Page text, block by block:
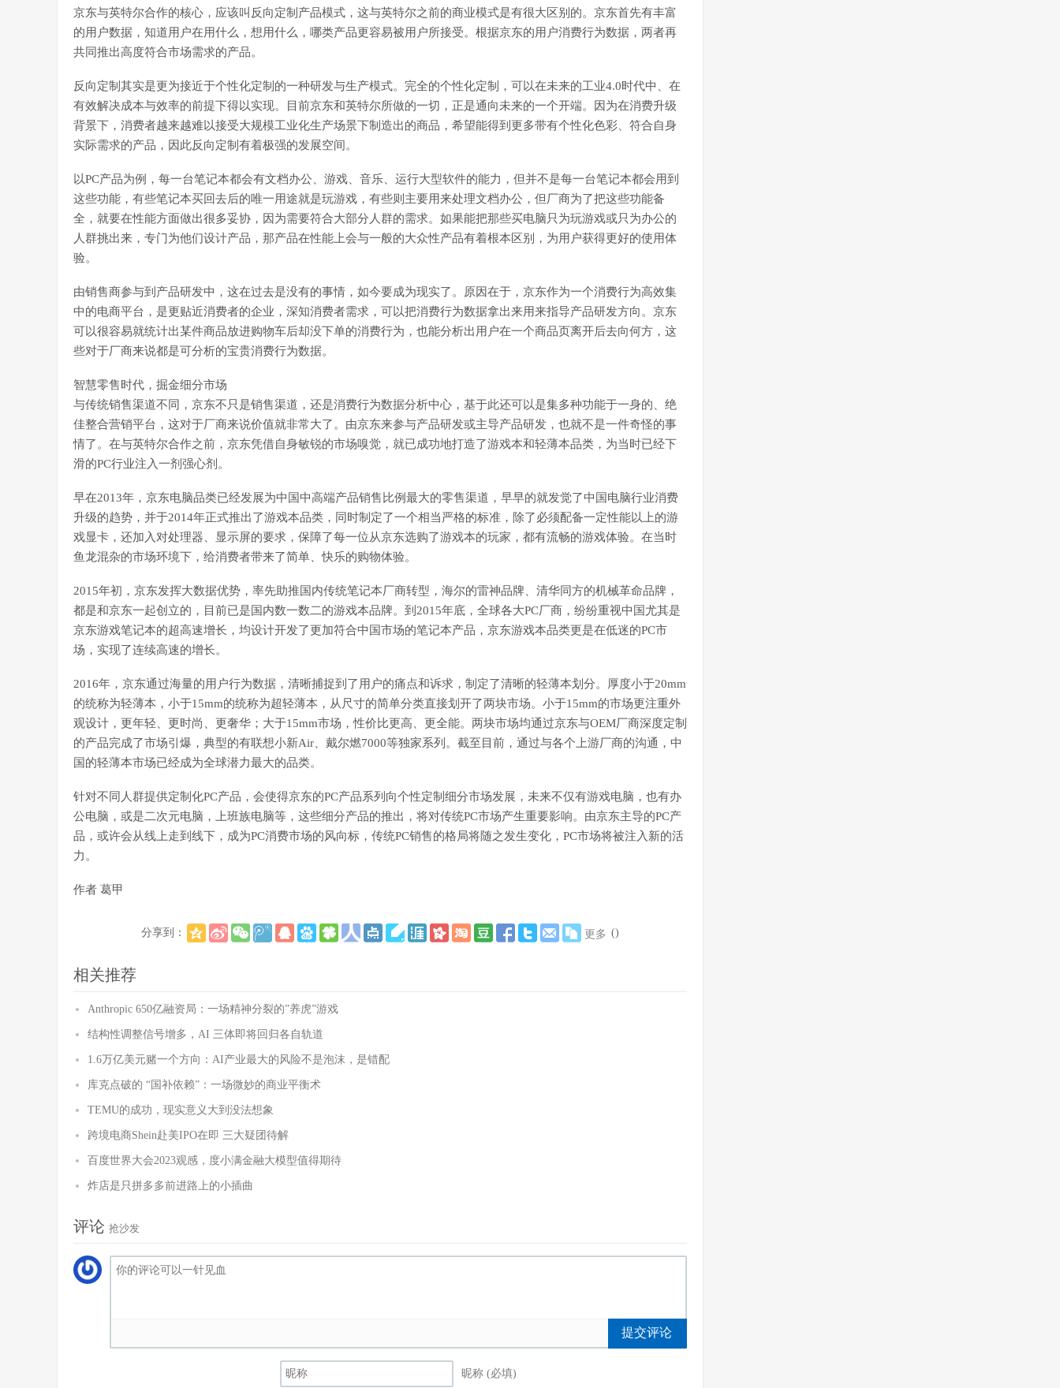
京东与英特尔合作的核心，应该叫反向定制产品模式，这与英特尔之前的商业模式是有很大区别的。京东首先有丰富
的用户数据，知道用户在用什么，想用什么，哪类产品更容易被用户所接受。根据京东的用户消费行为数据，两者再
共同推出高度符合市场需求的产品。
反向定制其实是更为接近于个性化定制的一种研发与生产模式。完全的个性化定制，可以在未来的工业4.0时代中、在
有效解决成本与效率的前提下得以实现。目前京东和英特尔所做的一切，正是通向未来的一个开端。因为在消费升级
背景下，消费者越来越难以接受大规模工业化生产场景下制造出的商品，希望能得到更多带有个性化色彩、符合自身
实际需求的产品，因此反向定制有着极强的发展空间。
以PC产品为例，每一台笔记本都会有文档办公、游戏、音乐、运行大型软件的能力，但并不是每一台笔记本都会用到
这些功能，有些笔记本买回去后的唯一用途就是玩游戏，有些则主要用来处理文档办公，但厂商为了把这些功能备
全，就要在性能方面做出很多妥协，因为需要符合大部分人群的需求。如果能把那些买电脑只为玩游戏或只为办公的
人群挑出来，专门为他们设计产品，那产品在性能上会与一般的大众性产品有着根本区别，为用户获得更好的使用体
验。
由销售商参与到产品研发中，这在过去是没有的事情，如今要成为现实了。原因在于，京东作为一个消费行为高效集
中的电商平台，是更贴近消费者的企业，深知消费者需求，可以把消费行为数据拿出来用来指导产品研发方向。京东
可以很容易就统计出某件商品放进购物车后却没下单的消费行为，也能分析出用户在一个商品页离开后去向何方，这
些对于厂商来说都是可分析的宝贵消费行为数据。
智慧零售时代，掘金细分市场
与传统销售渠道不同，京东不只是销售渠道，还是消费行为数据分析中心，基于此还可以是集多种功能于一身的、绝
佳整合营销平台，这对于厂商来说价值就非常大了。由京东来参与产品研发或主导产品研发，也就不是一件奇怪的事
情了。在与英特尔合作之前，京东凭借自身敏锐的市场嗅觉，就已成功地打造了游戏本和轻薄本品类，为当时已经下
滑的PC行业注入一剂强心剂。
早在2013年，京东电脑品类已经发展为中国中高端产品销售比例最大的零售渠道，早早的就发觉了中国电脑行业消费
升级的趋势，并于2014年正式推出了游戏本品类，同时制定了一个相当严格的标准，除了必须配备一定性能以上的游
戏显卡，还加入对处理器、显示屏的要求，保障了每一位从京东选购了游戏本的玩家，都有流畅的游戏体验。在当时
鱼龙混杂的市场环境下，给消费者带来了简单、快乐的购物体验。
2015年初，京东发挥大数据优势，率先助推国内传统笔记本厂商转型，海尔的雷神品牌、清华同方的机械革命品牌，
都是和京东一起创立的，目前已是国内数一数二的游戏本品牌。到2015年底，全球各大PC厂商，纷纷重视中国尤其是
京东游戏笔记本的超高速增长，均设计开发了更加符合中国市场的笔记本产品，京东游戏本品类更是在低迷的PC市
场，实现了连续高速的增长。
2016年，京东通过海量的用户行为数据，清晰捕捉到了用户的痛点和诉求，制定了清晰的轻薄本划分。厚度小于20mm
的统称为轻薄本，小于15mm的统称为超轻薄本，从尺寸的简单分类直接划开了两块市场。小于15mm的市场更注重外
观设计，更年轻、更时尚、更奢华；大于15mm市场，性价比更高、更全能。两块市场均通过京东与OEM厂商深度定制
的产品完成了市场引爆，典型的有联想小新Air、戴尔燃7000等独家系列。截至目前，通过与各个上游厂商的沟通，中
国的轻薄本市场已经成为全球潜力最大的品类。
针对不同人群提供定制化PC产品，会使得京东的PC产品系列向个性定制细分市场发展，未来不仅有游戏电脑，也有办
公电脑，或是二次元电脑，上班族电脑等，这些细分产品的推出，将对传统PC市场产生重要影响。由京东主导的PC产
品，或许会从线上走到线下，成为PC消费市场的风向标，传统PC销售的格局将随之发生变化，PC市场将被注入新的活
力。
作者 葛甲
分享到： 更多 ()
相关推荐
Anthropic 650亿融资局：一场精神分裂的”养虎”游戏
结构性调整信号增多，AI 三体即将回归各自轨道
1.6万亿美元赌一个方向：AI产业最大的风险不是泡沫，是错配
库克点破的 “国补依赖”：一场微妙的商业平衡术
TEMU的成功，现实意义大到没法想象
跨境电商Shein赴美IPO在即 三大疑团待解
百度世界大会2023观感，度小满金融大模型值得期待
炸店是只拼多多前进路上的小插曲
评论 抢沙发
提交评论
昵称 (必填)